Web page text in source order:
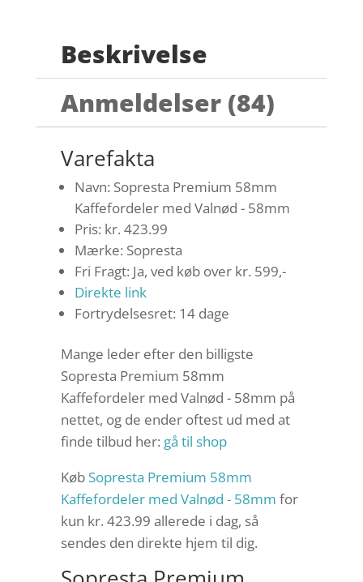
Beskrivelse
Anmeldelser (84)
Varefakta
Navn: Sopresta Premium 58mm
Kaffefordeler med Valnød - 58mm
Pris: kr. 423.99
Mærke: Sopresta
Fri Fragt: Ja, ved køb over kr. 599,-
Direkte link
Fortrydelsesret: 14 dage
Mange leder efter den billigste
Sopresta Premium 58mm
Kaffefordeler med Valnød - 58mm på
nettet, og de ender oftest ud med at
finde tilbud her: gå til shop
Køb Sopresta Premium 58mm
Kaffefordeler med Valnød - 58mm for
kun kr. 423.99 allerede i dag, så
sendes den direkte hjem til dig.